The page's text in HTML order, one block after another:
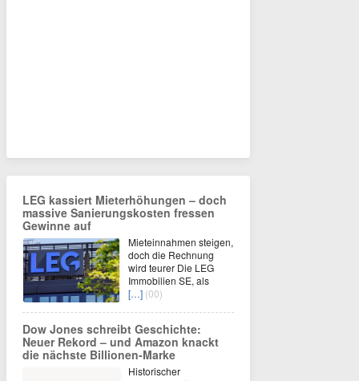
LEG kassiert Mieterhöhungen – doch
massive Sanierungskosten fressen
Gewinne auf
Mieteinnahmen steigen,
doch die Rechnung
wird teurer Die LEG
Immobilien SE, als
[…] (00)
Dow Jones schreibt Geschichte:
Neuer Rekord – und Amazon knackt
die nächste Billionen-Marke
Historischer